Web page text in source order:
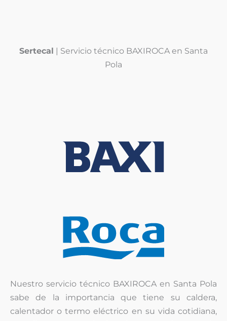
Sertecal | Servicio técnico BAXIROCA en Santa
Pola
Nuestro servicio técnico BAXIROCA en Santa Pola
sabe de la importancia que tiene su caldera,
calentador o termo eléctrico en su vida cotidiana,